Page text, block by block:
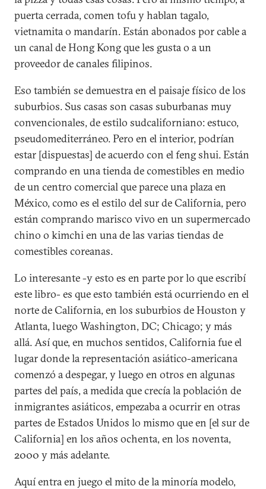
puerta cerrada, comen tofu y hablan tagalo,
vietnamita o mandarín. Están abonados por cable a
un canal de Hong Kong que les gusta o a un
proveedor de canales filipinos.
Eso también se demuestra en el paisaje físico de los
suburbios. Sus casas son casas suburbanas muy
convencionales, de estilo sudcaliforniano: estuco,
pseudomediterráneo. Pero en el interior, podrían
estar [dispuestas] de acuerdo con el feng shui. Están
comprando en una tienda de comestibles en medio
de un centro comercial que parece una plaza en
México, como es el estilo del sur de California, pero
están comprando marisco vivo en un supermercado
chino o kimchi en una de las varias tiendas de
comestibles coreanas.
Lo interesante -y esto es en parte por lo que escribí
este libro- es que esto también está ocurriendo en el
norte de California, en los suburbios de Houston y
Atlanta, luego Washington, DC; Chicago; y más
allá. Así que, en muchos sentidos, California fue el
lugar donde la representación asiático-americana
comenzó a despegar, y luego en otros en algunas
partes del país, a medida que crecía la población de
inmigrantes asiáticos, empezaba a ocurrir en otras
partes de Estados Unidos lo mismo que en [el sur de
California] en los años ochenta, en los noventa,
2000 y más adelante.
Aquí entra en juego el mito de la minoría modelo,